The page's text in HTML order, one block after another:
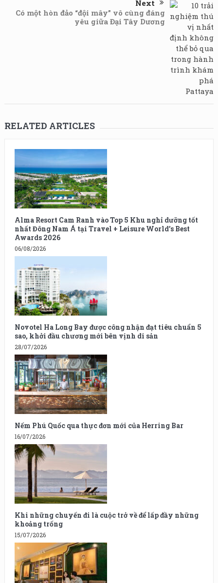
Next
Có một hòn đảo “đội mây” vô cùng đáng
yêu giữa Đại Tây Dương
RELATED ARTICLES
Alma Resort Cam Ranh vào Top 5 Khu nghỉ dưỡng tốt
nhất Đông Nam Á tại Travel + Leisure World’s Best
Awards 2026
06/08/2026
Novotel Ha Long Bay được công nhận đạt tiêu chuẩn 5
sao, khởi đầu chương mới bên vịnh di sản
28/07/2026
Nếm Phú Quốc qua thực đơn mới của Herring Bar
16/07/2026
Khi những chuyến đi là cuộc trở về để lấp đầy những
khoảng trống
15/07/2026